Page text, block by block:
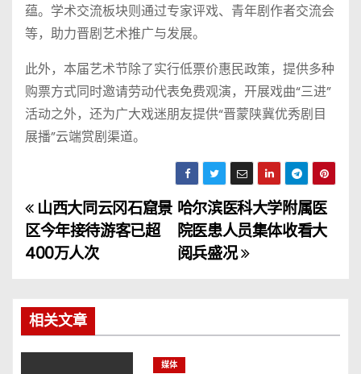
蕴。学术交流板块则通过专家评戏、青年剧作者交流会
等，助力晋剧艺术推广与发展。
此外，本届艺术节除了实行低票价惠民政策，提供多种
购票方式同时邀请劳动代表免费观演，开展戏曲“三进”
活动之外，还为广大戏迷朋友提供“晋蒙陕冀优秀剧目
展播”云端赏剧渠道。
文
章
航
哈尔滨医科大学附属医
院医患人员集体收看大
阅兵盛况
山西大同云冈石窟景
区今年接待游客已超
400万人次
相关文章
媒体